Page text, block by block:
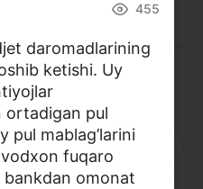
kitoblar
F G
455
daromadlarining
ketishi. Uy
ortadigan pul
pul mablag’larini
fuqaro
omonat